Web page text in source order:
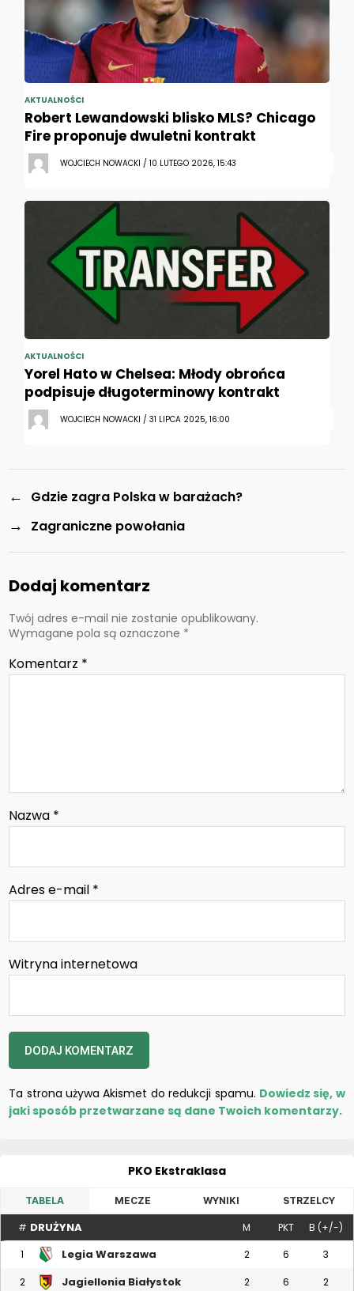
AKTUALNOŚCI
Robert Lewandowski blisko MLS? Chicago
Fire proponuje dwuletni kontrakt
WOJCIECH NOWACKI / 10 LUTEGO 2026, 15:43
AKTUALNOŚCI
Yorel Hato w Chelsea: Młody obrońca
podpisuje długoterminowy kontrakt
WOJCIECH NOWACKI / 31 LIPCA 2025, 16:00
← Gdzie zagra Polska w barażach?
→ Zagraniczne powołania
Dodaj komentarz
Twój adres e-mail nie zostanie opublikowany.
Wymagane pola są oznaczone *
Komentarz *
Nazwa *
Adres e-mail *
Witryna internetowa
Ta strona używa Akismet do redukcji spamu. Dowiedz się, w
jaki sposób przetwarzane są dane Twoich komentarzy.
PKO Ekstraklasa
TABELA MECZE WYNIKI STRZELCY
# DRUŻYNA M PKT B (+/-)
1 Legia Warszawa 2 6 3
2 Jagiellonia Białystok 2 6 2